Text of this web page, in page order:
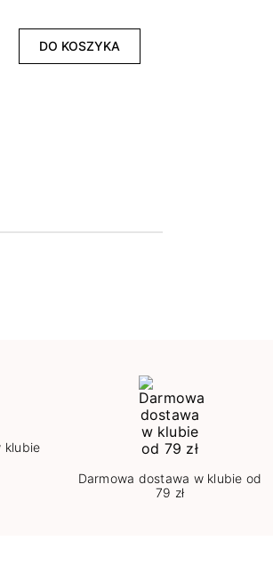
DO KOSZYKA
klubie
Darmowa dostawa w klubie od
79 zł